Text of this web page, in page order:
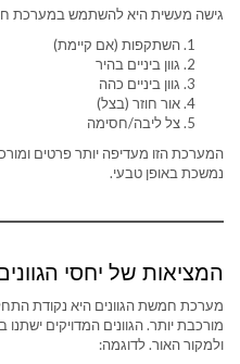
גישה מעשית היא להשתמש במערכת
השתקפות (אם קיימת)
גוון ביניים בהיר
גוון ביניים כהה
אור חוזר (בצל)
צל ליבה/חסימה
המערכת הזו מעדיפה יותר פרטים
נמשכת באופן טבעי.
המציאות של יחסי
מערכת חמשת הגוונים היא נקודת
מורכבת יותר. הגוונים המדויקים
ולמקור האור. לדוגמה: